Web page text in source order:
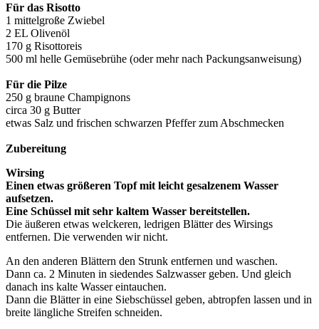
Für das Risotto
1 mittelgroße Zwiebel
2 EL Olivenöl
170 g Risottoreis
500 ml helle Gemüsebrühe (oder mehr nach Packungsanweisung)
Für die Pilze
250 g braune Champignons
circa 30 g Butter
etwas Salz und frischen schwarzen Pfeffer zum Abschmecken
Zubereitung
Wirsing
Einen etwas größeren Topf mit leicht gesalzenem Wasser
aufsetzen.
Eine Schüssel mit sehr kaltem Wasser bereitstellen.
Die äußeren etwas welckeren, ledrigen Blätter des Wirsings
entfernen. Die verwenden wir nicht.
An den anderen Blättern den Strunk entfernen und waschen.
Dann ca. 2 Minuten in siedendes Salzwasser geben. Und gleich
danach ins kalte Wasser eintauchen.
Dann die Blätter in eine Siebschüssel geben, abtropfen lassen und in
breite längliche Streifen schneiden.